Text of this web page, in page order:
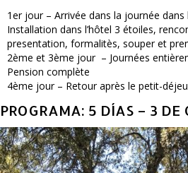
1er jour – Arrivée dans la journée dans
Installation dans l’hôtel 3 étoiles,
presentation, formalitès, souper et
2ème et 3ème jour – Journées
Pension complète
4ème jour – Retour après le petit-
PROGRAMA: 5 DÍAS – 3 DE